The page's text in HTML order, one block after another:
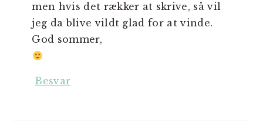
men hvis det rækker at skrive, så vil
jeg da blive vildt glad for at vinde.
God sommer,
Besvar